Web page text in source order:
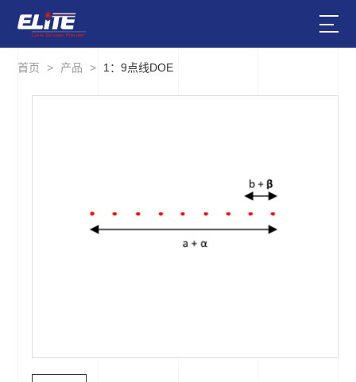
首页 > 产品 > 1：9点线DOE